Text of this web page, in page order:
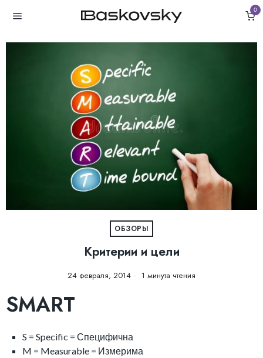
0
ОБЗОРЫ
Критерии и цели
24 февраля, 2014 1 минута чтения
SMART
S = Specific = Специфична
M = Measurable = Измерима